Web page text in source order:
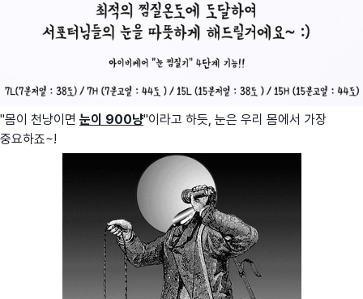
"몸이 천냥이면 눈이 900냥"이라고 하듯, 눈은 우리 몸에서 가장
중요하죠~!